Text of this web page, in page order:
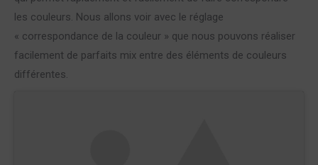
les couleurs. Nous allons voir avec le réglage
« correspondance de la couleur » que nous pouvons réaliser
facilement de parfaits mix entre des éléments de couleurs
différentes.